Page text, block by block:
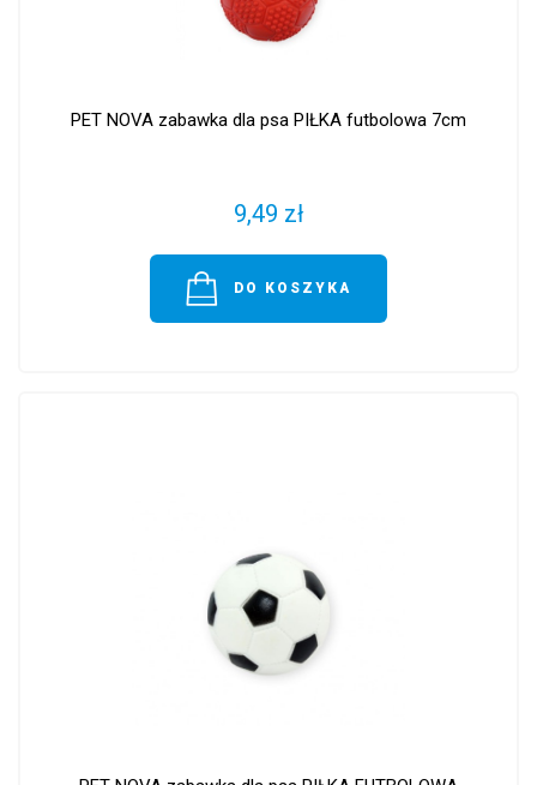
PET NOVA zabawka dla psa PIŁKA futbolowa 7cm
9,49 zł
DO KOSZYKA